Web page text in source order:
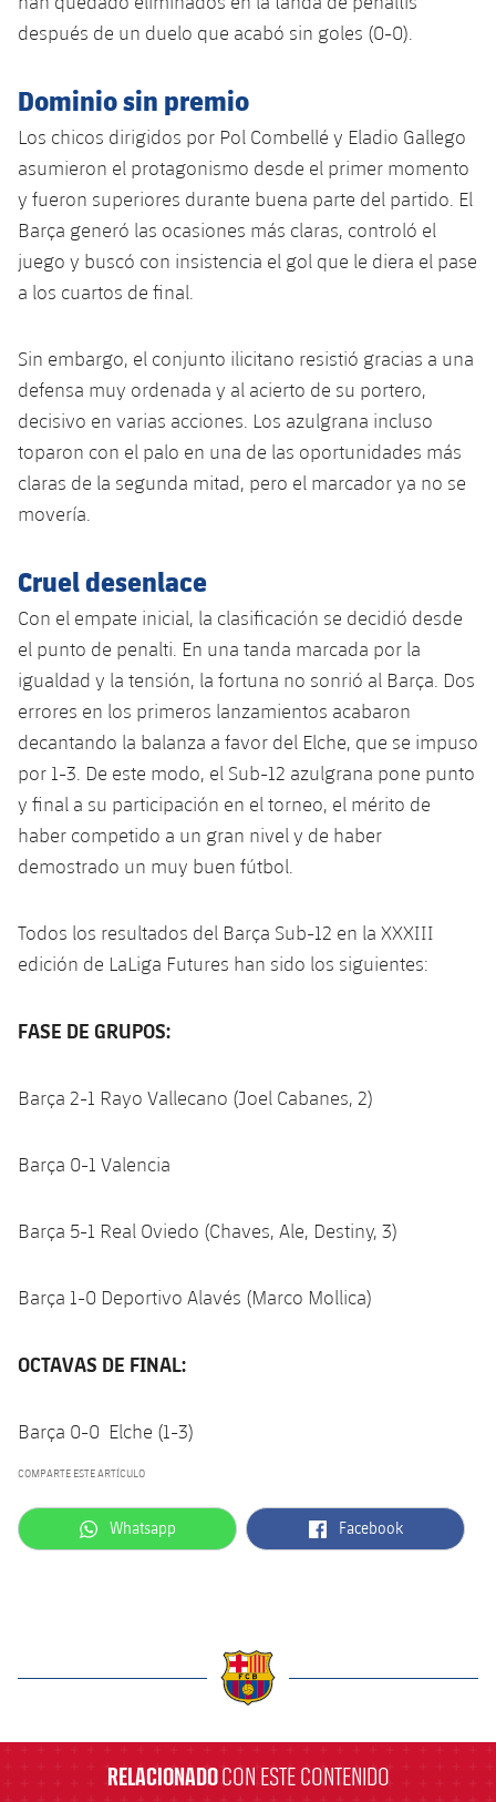
Spotify Camp Nou
Estadi Johan Cruyff
Barça Cafe
Ciutat Esportiva
La Masia
plusicon
más
Servicios
Accesibilidad
plusicon
más
Instalaciones
después de un duelo que acabó sin goles (0-0).
Dominio sin premio
Los chicos dirigidos por Pol Combellé y Eladio Gallego
asumieron el protagonismo desde el primer momento
y fueron superiores durante buena parte del partido. El
Barça generó las ocasiones más claras, controló el
juego y buscó con insistencia el gol que le diera el pase
a los cuartos de final.
Sin embargo, el conjunto ilicitano resistió gracias a una
defensa muy ordenada y al acierto de su portero,
decisivo en varias acciones. Los azulgrana incluso
toparon con el palo en una de las oportunidades más
claras de la segunda mitad, pero el marcador ya no se
movería.
Cruel desenlace
Con el empate inicial, la clasificación se decidió desde
el punto de penalti. En una tanda marcada por la
igualdad y la tensión, la fortuna no sonrió al Barça. Dos
errores en los primeros lanzamientos acabaron
decantando la balanza a favor del Elche, que se impuso
por 1-3. De este modo, el Sub-12 azulgrana pone punto
y final a su participación en el torneo, el mérito de
haber competido a un gran nivel y de haber
demostrado un muy buen fútbol.
Todos los resultados del Barça Sub-12 en la XXXIII
edición de LaLiga Futures han sido los siguientes:
FASE DE GRUPOS:
Barça 2-1 Rayo Vallecano (Joel Cabanes, 2)
Barça 0-1 Valencia
Barça 5-1 Real Oviedo (Chaves, Ale, Destiny, 3)
Barça 1-0 Deportivo Alavés (Marco Mollica)
OCTAVAS DE FINAL:
Barça 0-0 Elche (1-3)
COMPARTE ESTE ARTÍCULO
label.aria.whatsapp
Whatsapp label.aria.facebook
Facebook
RELACIONADOCON ESTE CONTENIDO